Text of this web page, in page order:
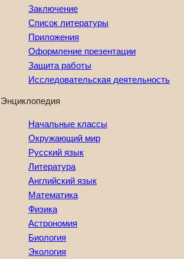
Заключение
Список литературы
Приложения
Оформление презентации
Защита работы
Исследовательская деятельность
Энциклопедия
Начальные классы
Окружающий мир
Русский язык
Литература
Английский язык
Математика
Физика
Астрономия
Биология
Экология